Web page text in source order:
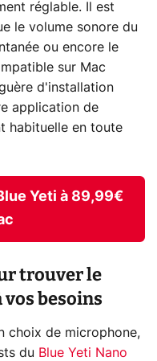
réglable. Il est
le volume sonore du
ou encore le
sur Mac
d'installation
application de
habituelle en toute
Yeti à 89,99€
trouver le
besoins
choix de microphone,
du Blue Yeti Nano